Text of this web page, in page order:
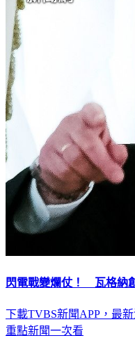
閃電戰變爛仗！ 瓦格納
下載TVBS新聞APP，最
重點新聞一次看